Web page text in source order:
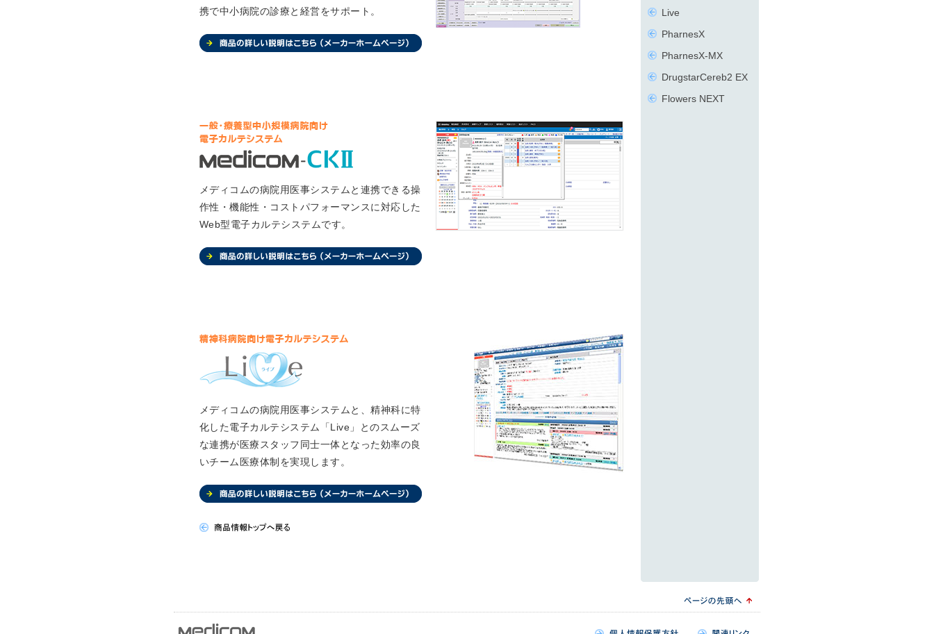
携で中小病院の診療と経営をサポート。
メディコムの病院用医事システムと連携できる操
作性・機能性・コストパフォーマンスに対応した
Web型電子カルテシステムです。
メディコムの病院用医事システムと、精神科に特
化した電子カルテシステム「Live」とのスムーズ
な連携が医療スタッフ同士一体となった効率の良
いチーム医療体制を実現します。
Live
PharnesX
PharnesX-MX
DrugstarCereb2 EX
Flowers NEXT